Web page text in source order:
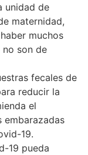
unidad de
maternidad,
muchos
no son de
fecales de
reducir la
el
embarazadas
19.
19 pueda